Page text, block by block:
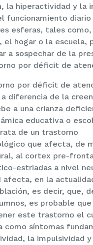
la hiperactividad y la
funcionamiento diario
esferas, tales
el hogar o la escuela,
a sospechar de la
por déficit de
por déficit de
a diferencia de la
a una crianza
educativa o
de un trastorno
que afecta, de
al cortex pre-
estriadas a nivel
afecta, en la
es decir, que,
es probable
este trastorno el
como síntomas
la impulsividad